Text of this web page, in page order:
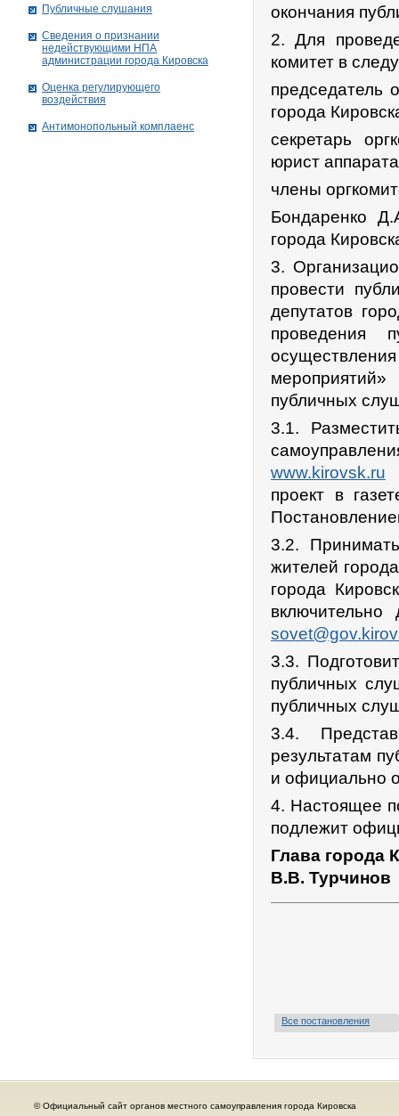
окончания
2. Для
комитет в
председатель
города
секретарь
юрист
члены
Бондаренко
города
3.
провести
депутатов
проведения
публичных
3.1.
www.kirovsk.ru
проект в
3.2.
жителей
города
3.3.
публичных
публичных
3.4.
результатам
и официально
4. Настоящее
подлежит
Глава города
В.В. Турчинов
Все постановления
Публичные слушания
Сведения о признании
недействующими НПА
администрации города Кировскa
Оценка регулирующего
воздействия
Антимонопольный комплаенс
© Официальный сайт органов местного самоуправления города Кировска